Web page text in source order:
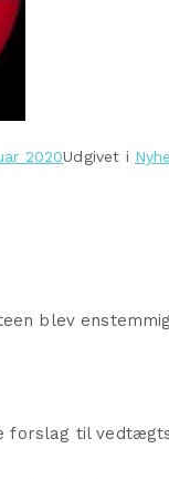
2020Udgivet i
blev
forslag til